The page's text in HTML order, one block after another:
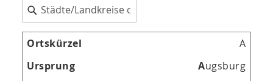

A
Augsburg